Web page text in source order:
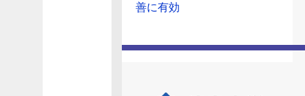
善に有効